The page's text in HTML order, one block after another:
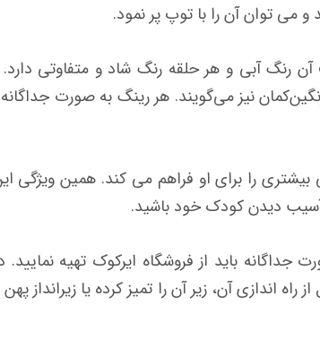
می توان آن را با توپ پر نمود.
آبی و هر حلقه رنگ شاد و متفاوتی
نیز می‌گویند. هر رینگ به صورت
را برای او فراهم می کند. همین ویژگی
آسیب دیدن کودک خود باشید.
باید از فروشگاه ایرکوک تهیه نمایید.
اندازی آن، زیر آن را تمیز کرده یا